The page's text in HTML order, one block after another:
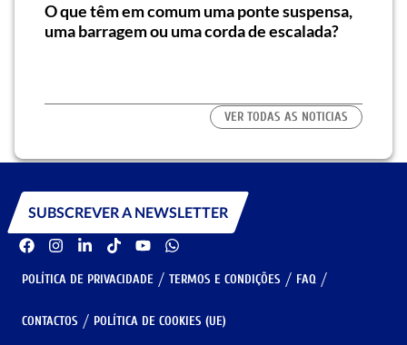
O que têm em comum uma ponte suspensa,
uma barragem ou uma corda de escalada?
VER TODAS AS NOTICIAS
SUBSCREVER A NEWSLETTER
POLÍTICA DE PRIVACIDADE TERMOS E CONDIÇÕES FAQ
CONTACTOS POLÍTICA DE COOKIES (UE)